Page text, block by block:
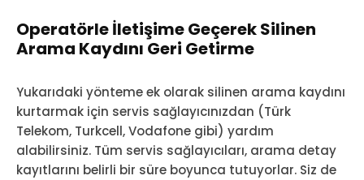
Operatörle İletişime Geçerek Silinen
Arama Kaydını Geri Getirme
Yukarıdaki yönteme ek olarak silinen arama kaydını
kurtarmak için servis sağlayıcınızdan (Türk
Telekom, Turkcell, Vodafone gibi) yardım
alabilirsiniz. Tüm servis sağlayıcıları, arama detay
kayıtlarını belirli bir süre boyunca tutuyorlar. Siz de